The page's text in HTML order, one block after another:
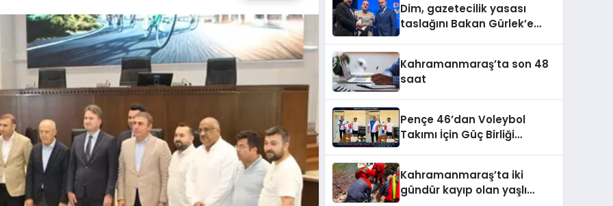
Dim, gazetecilik yasası
taslağını Bakan Gürlek’e
Kahramanmaraş’ta son 48
saat
Pençe 46’dan Voleybol
Takımı İçin Güç Birliği
Kahramanmaraş’ta iki
gündür kayıp olan yaşlı